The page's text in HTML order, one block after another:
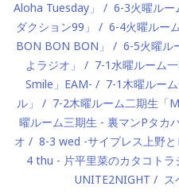
Aloha Tuesday」
6-3火曜ルー
ダクション99」
6-4火曜ルー
BON BON BON」
6-5火曜ル
よラジオ」
7-1水曜ルーム
Smile」EAM-
7-1木曜ルー
ル」
7-2木曜ルーム二期生「
曜ルーム三期生 - 裏マンPタ
オ
8-3 wed -サイプレス上野
4 thu - 片平里菜のカタコトラ
UNITE2NIGHT
ス